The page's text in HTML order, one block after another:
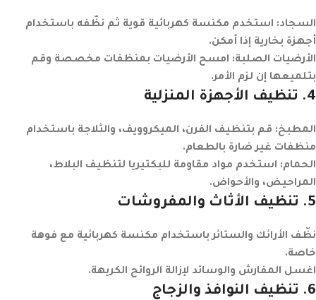
السجاد: استخدم مكنسة كهربائية قوية ثم نظّفه باستخدام
أجهزة بخارية إذا أمكن.
الأرضيات الصلبة: امسح الأرضيات بمنظفات مخصصة وقم
بتلميعها إن لزم الأمر.
4. تنظيف الأجهزة المنزلية
المطبخ: قم بتنظيف الفرن، الميكروويف، والثلاجة باستخدام
منظفات غير ضارة بالطعام.
الحمام: استخدم مواد مقاومة للبكتيريا لتنظيف البلاط،
المراحيض، والأحواض.
5. تنظيف الأثاث والمفروشات
نظّف الأرائك والستائر باستخدام مكنسة كهربائية مع فوهة
خاصة.
اغسل المفارش والوسائد لإزالة الروائح الكريهة.
6. تنظيف النوافذ والزجاج